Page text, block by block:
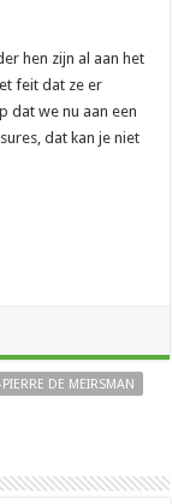
hen zijn al aan het
feit dat ze er
dat we nu aan een
dat kan je niet
PIERRE DE MEIRSMAN